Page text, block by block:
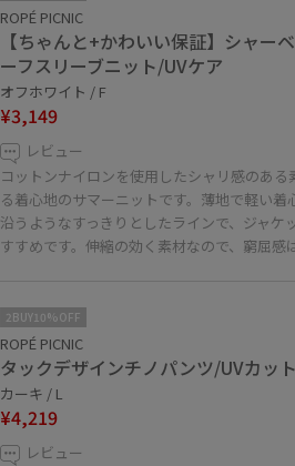
ROPÉ PICNIC
【ちゃんと+かわいい保証】シャー
ーフスリーブニット/UVケア
オフホワイト / F
¥3,149
レビュー
コットンナイロンを使用したシャリ感のある
る着心地のサマーニットです。薄地で軽い着
沿うようなすっきりとしたラインで、ジャケ
すすめです。伸縮の効く素材なので、窮屈感
2BUY10%OFF
ROPÉ PICNIC
タックデザインチノパンツ/UVカット
カーキ / L
¥4,219
レビュー